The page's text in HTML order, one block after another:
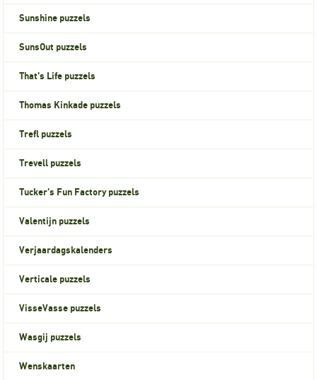
Sunshine puzzels
SunsOut puzzels
That's Life puzzels
Thomas Kinkade puzzels
Trefl puzzels
Trevell puzzels
Tucker's Fun Factory puzzels
Valentijn puzzels
Verjaardagskalenders
Verticale puzzels
VisseVasse puzzels
Wasgij puzzels
Wenskaarten